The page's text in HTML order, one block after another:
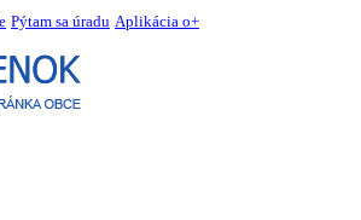
Pýtam sa úradu Aplikácia o+